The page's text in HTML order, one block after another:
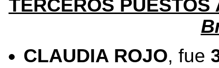
TERCEROS
CLAUDIA ROJO, fue